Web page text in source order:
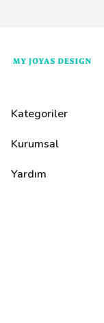
Kategoriler
Kurumsal
Yardım